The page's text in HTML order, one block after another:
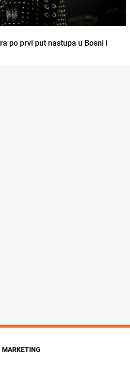
po prvi put nastupa u Bosni i
MARKETING